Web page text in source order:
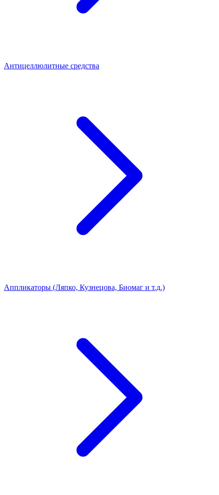
Антицеллюлитные средства
Аппликаторы (Ляпко, Кузнецова, Биомаг и т.д.)